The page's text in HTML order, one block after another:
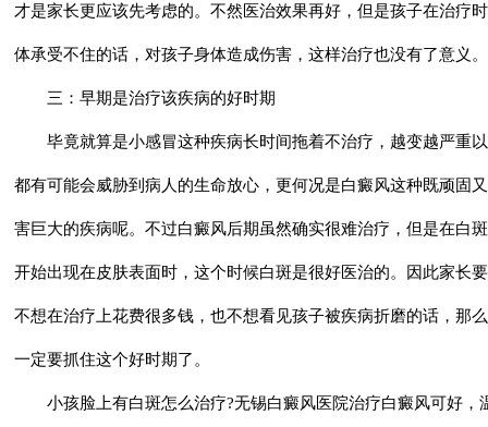
才是家长更应该先考虑的。不然医治效果再好，但是孩子在治疗
体承受不住的话，对孩子身体造成伤害，这样治疗也没有了意义。
三：早期是治疗该疾病的好时期
毕竟就算是小感冒这种疾病长时间拖着不治疗，越变越严重
都有可能会威胁到病人的生命放心，更何况是白癜风这种既顽固
害巨大的疾病呢。不过白癜风后期虽然确实很难治疗，但是在白
开始出现在皮肤表面时，这个时候白斑是很好医治的。因此家长
不想在治疗上花费很多钱，也不想看见孩子被疾病折磨的话，那
一定要抓住这个好时期了。
小孩脸上有白斑怎么治疗?无锡白癜风医院治疗白癜风可好，